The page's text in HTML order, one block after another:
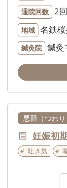
通院回数 2回
地域 名鉄
鍼灸院 鍼灸
悪阻（つわり
妊娠初
吐き気